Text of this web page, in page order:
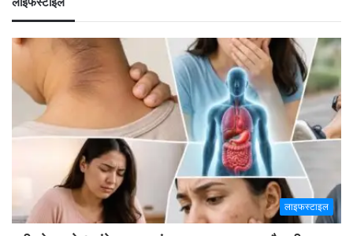
लाइफस्टाइल